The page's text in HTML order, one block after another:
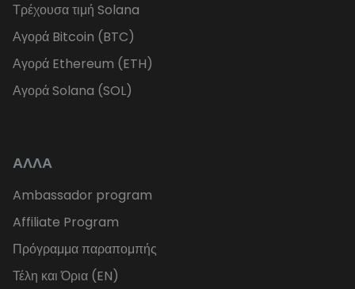
Τρέχουσα τιμή Solana
Αγορά Bitcoin (BTC)
Αγορά Ethereum (ETH)
Αγορά Solana (SOL)
ΑΛΛΑ
Ambassador program
Affiliate Program
Πρόγραμμα παραπομπής
Τέλη και Όρια (EN)